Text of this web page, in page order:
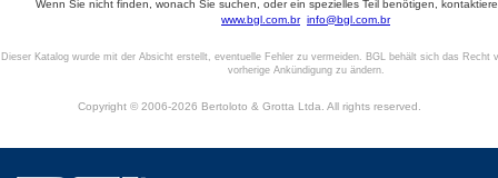
Wenn Sie nicht finden, wonach Sie suchen, oder ein spezielles Teil benötigen,
www.bgl.com.br info@bgl.com.br
Dieser Katalog wurde mit der Absicht erstellt, eventuelle Fehler zu vermeiden. BGL behält sich das Recht
vorherige Ankündigung zu ändern.
Copyright © 2006-2026 Bertoloto & Grotta Ltda. All rights reserved.